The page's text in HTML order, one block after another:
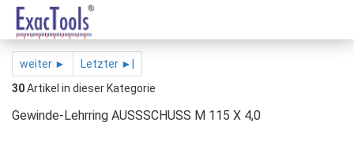
weiter ►
Letzter ►|
30Artikel in dieser Kategorie
Gewinde-Lehrring AUSSSCHUSS M 115 X 4,0